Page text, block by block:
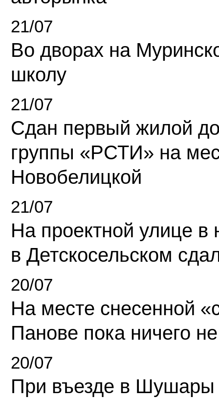
21/07
Во дворах на
школу
21/07
Сдан первый жилой
группы «РСТИ» на
Новобелицкой
21/07
На проектной улице
в Детскосельском
20/07
На месте снесенной
Панове пока ничего
20/07
При въезде в Шушары